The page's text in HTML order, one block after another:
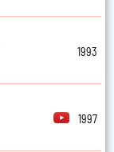
1993
1997